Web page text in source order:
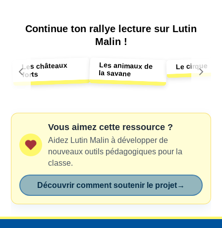
Continue ton rallye lecture sur Lutin
Malin !
Les châteaux
forts
Les animaux de
la savane
Le cirque
Vous aimez cette ressource ?
Aidez Lutin Malin à développer de
nouveaux outils pédagogiques pour la
classe.
Découvrir comment soutenir le projet→